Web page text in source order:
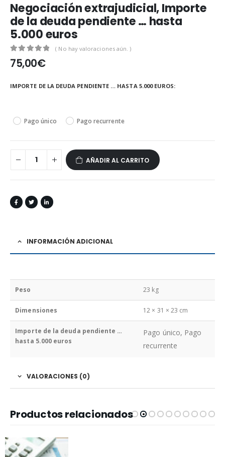
Negociación extrajudicial, Importe
de la deuda pendiente … hasta
5.000 euros
0out of 5
( No hay valoraciones aún. )
75,00€
IMPORTE DE LA DEUDA PENDIENTE … HASTA 5.000 EUROS
Pago único Pago recurrente
AÑADIR AL CARRITO
INFORMACIÓN ADICIONAL
Peso 23 kg
Dimensiones 12 × 31 × 23 cm
Importe de la deuda pendiente …
hasta 5.000 euros
Pago único, Pago
recurrente
VALORACIONES (0)
Productos relacionados